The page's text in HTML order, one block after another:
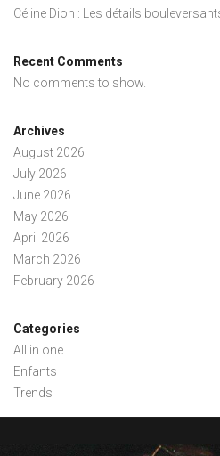
Céline Dion : Les détails
Recent Comments
No comments to show.
Archives
August 2026
July 2026
June 2026
May 2026
April 2026
March 2026
February 2026
Categories
All in one
Enfants
Trends